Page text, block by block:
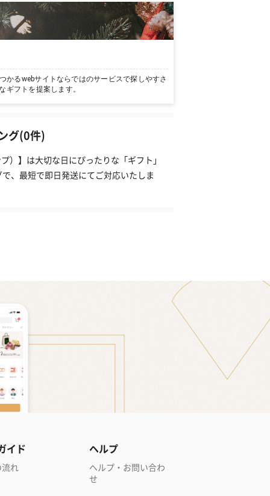
かるwebサイトならではのサービスで探しやすさ
ギフトを提案します。
グ(0件)
）】は大切な日にぴったりな「ギフト」
、最短で即日発送にてご対応いたしま
イド
れ
ヘルプ
ヘルプ・お問い合わ
せ